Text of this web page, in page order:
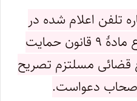
تلفن اعلام شده در
دعاوی خانواده (موضوع مادۀ ۹ قانون حمایت
ابلاغ قضائی مسلتزم تصریح
دعواست.